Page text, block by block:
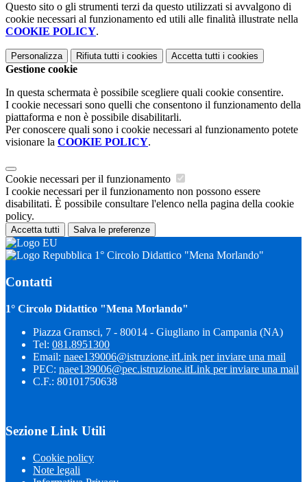
Questo sito o gli strumenti terzi da questo utilizzati si avvalgono di
cookie necessari al funzionamento ed utili alle finalità illustrate nella
COOKIE POLICY.
Personalizza Rifiuta tutti i cookies Accetta tutti i cookies
Gestione cookie
In questa schermata è possibile scegliere quali cookie consentire.
I cookie necessari sono quelli che consentono il funzionamento della
piattaforma e non è possibile disabilitarli.
Per conoscere quali sono i cookie necessari al funzionamento potete
visionare la COOKIE POLICY.
Cookie necessari per il funzionamento
I cookie necessari per il funzionamento non possono essere
disabilitati. È possibile consultare l'elenco nella pagina della cookie
policy.
Accetta tutti Salva le preferenze
1° Circolo Didattico "Mena Morlando"
Contatti
1° Circolo Didattico "Mena Morlando"
Piazza Gramsci, 7 - 80014 - Giugliano in Campania (NA)
Tel: 081.8951300
Email: naee139006@istruzione.itLink per inviare una mail
PEC: naee139006@pec.istruzione.itLink per inviare una mail
C.F.: 80101750638
Sezione Link Utili
Cookie policy
Note legali